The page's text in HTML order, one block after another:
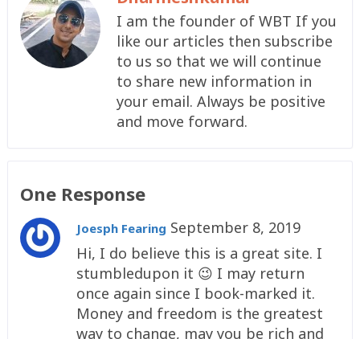
I am the founder of WBT If you
like our articles then subscribe
to us so that we will continue
to share new information in
your email. Always be positive
and move forward.
One Response
Joesph Fearing September 8, 2019
Hi, I do believe this is a great site. I
stumbledupon it 😉 I may return
once again since I book-marked it.
Money and freedom is the greatest
way to change, may you be rich and